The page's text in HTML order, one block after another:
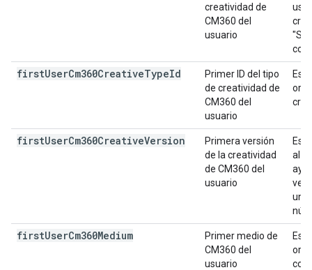
creatividad de
CM360 del
usuario
firstUserCm360CreativeTypeId
Primer ID del tipo
de creatividad de
CM360 del
usuario
Es
firstUserCm360CreativeVersion
Primera versión
de la creatividad
de CM360 del
usuario
Es
al
un
firstUserCm360Medium
Primer medio de
CM360 del
usuario
Es